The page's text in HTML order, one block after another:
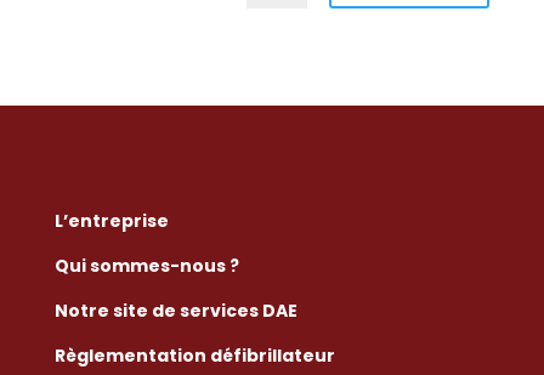
L’entreprise
Qui sommes-nous ?
Notre site de services DAE
Règlementation défibrillateur